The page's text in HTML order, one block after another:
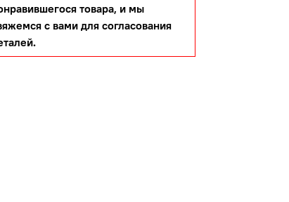
товара, и мы
с вами для согласования